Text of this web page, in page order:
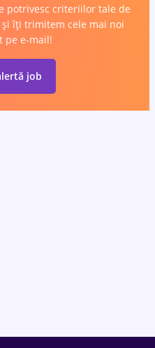
potrivesc criteriilor tale de
și îți trimitem cele mai noi
pe e-mail!
job